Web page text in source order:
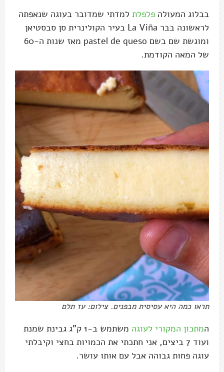
בבלוג המעולה פלפלת למדתי שמדובר בעוגה שנאפתה
לראשונה בבר La Viña בעיר הקולינרית סן סבסטיאן
ומוגשת שם בשם pastel de queso מאז שנות ה-60
של המאה הקודמת.
תראו כמה היא עסיסית מבפנים. צילום: עז תלם
המתכון המקורי לעוגה
משתמש ב-1 ק"ג גבינת שמנת
ועוד 7 ביצים, אני חתכתי את הכמויות בחצי וקיבלתי
עוגה פחות גבוהה אבל עם אותו עושר.